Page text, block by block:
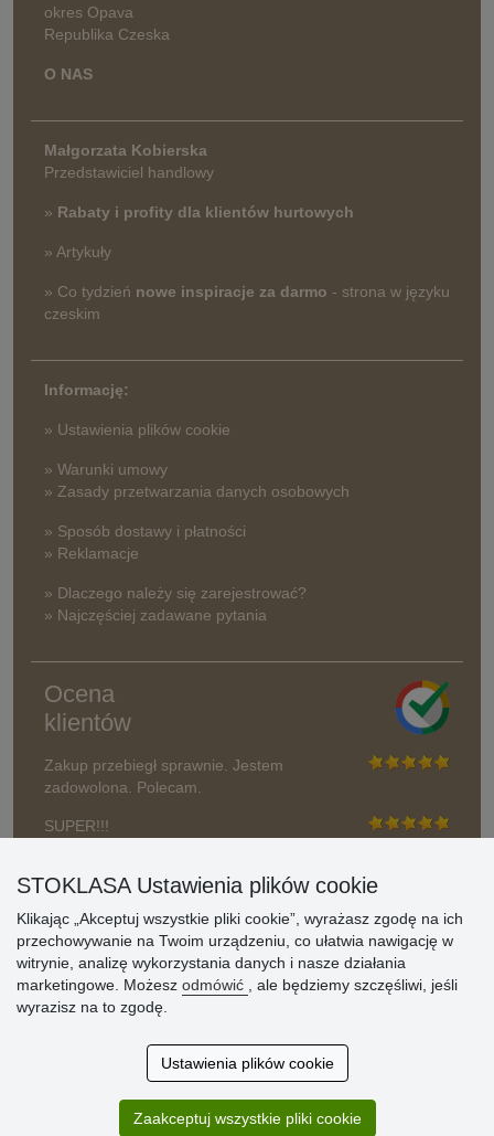
okres Opava
Republika Czeska
O NAS
Małgorzata Kobierska
Przedstawiciel handlowy
» Rabaty i profity dla klientów hurtowych
» Artykuły
» Co tydzień nowe inspiracje za darmo - strona w języku
czeskim
Informację:
» Ustawienia plików cookie
» Warunki umowy
» Zasady przetwarzania danych osobowych
» Sposób dostawy i płatności
» Reklamacje
» Dlaczego należy się zarejestrować?
» Najczęściej zadawane pytania
Ocena
klientów
Zakup przebiegł sprawnie. Jestem
zadowolona. Polecam.
SUPER!!!
Aktualnie 1804 recenzji
* Nie weryfikujemy opinii
STOKLASA Ustawienia plików cookie
Klikając „Akceptuj wszystkie pliki cookie”, wyrażasz zgodę na ich
przechowywanie na Twoim urządzeniu, co ułatwia nawigację w
witrynie, analizę wykorzystania danych i nasze działania
marketingowe. Możesz odmówić
, ale będziemy szczęśliwi, jeśli
wyrazisz na to zgodę.
Ustawienia plików cookie
Zaakceptuj wszystkie pliki cookie